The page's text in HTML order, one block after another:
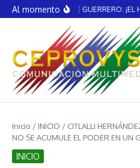
Saltar al contenido
Al momentoVICENTE GUERRERO: ¡EL
Inicio / INICIO / CITLALLI
NO SE ACUMULE EL PODER EN UN
INICIO